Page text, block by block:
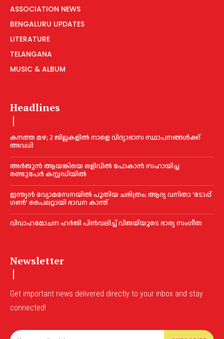
ASSOCIATION NEWS
BENGALURU UPDATES
LITERATURE
TELANGANA
MUSIC & ALBUM
Headlines
കനത്ത മഴ; 2 ജില്ലകളില്‍ നാളെ വിദ്യാഭാസ സ്ഥാപനങ്ങള്‍ക്ക്
അവധി
അര്‍ജുന്‍ ആയങ്കിയെ ഒളിവില്‍ പോകാന്‍ സഹായിച്ച
രണ്ടുപേര്‍ കസ്റ്റഡിയില്‍
ഇന്ത്യൻ വ്യോമസേനയില്‍ പുതിയ ചരിത്രം; ആദ്യ വനിതാ ‘ടോപ്പ്
ഗണ്‍’ പൈലറ്റായി ഭാവന കാന്ത്
വിവാഹമോചന ഹര്‍ജി പിൻവലിച്ച്‌ വിജയ്‌യുടെ ഭാര്യ സംഗീത
Newsletter
Get important news delivered directly to your inbox and stay
connected!